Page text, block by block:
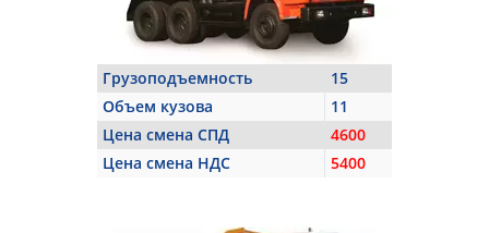
Грузоподъемность
15
Объем кузова
11
Цена смена СПД
4600
Цена смена НДС
5400